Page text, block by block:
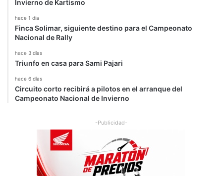
Invierno de Kartismo
hace 1 día
Finca Solimar, siguiente destino para el Campeonato
Nacional de Rally
hace 3 días
Triunfo en casa para Sami Pajari
hace 6 días
Circuito corto recibirá a pilotos en el arranque del
Campeonato Nacional de Invierno
-Publicidad-